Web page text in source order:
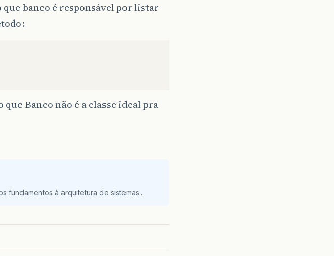
que banco é responsável por listar
Banco não é a classe ideal pra
fundamentos à arquitetura de sistemas...